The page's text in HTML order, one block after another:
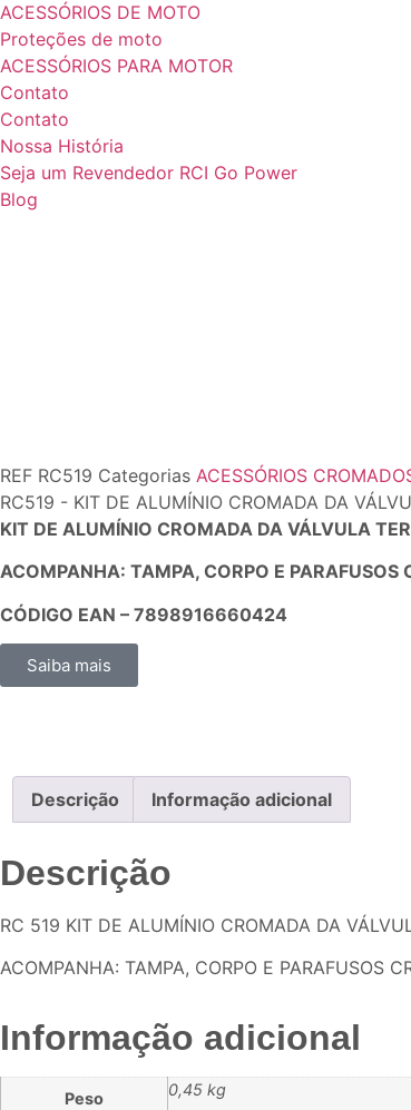
ACESSÓRIOS DE MOTO
Proteções de moto
ACESSÓRIOS PARA MOTOR
Contato
Contato
Nossa História
Seja um Revendedor RCI Go Power
Blog
REF RC519 Categorias ACESSÓRIOS
RC519 - KIT DE ALUMÍNIO CROMADA DA
KIT DE ALUMÍNIO CROMADA DA VÁLVULA
ACOMPANHA: TAMPA, CORPO E PARAFUSOS
CÓDIGO EAN – 7898916660424
Saiba mais
Descrição Informação adicional
Descrição
RC 519 KIT DE ALUMÍNIO CROMADA DA
ACOMPANHA: TAMPA, CORPO E PARAFUSOS
Informação adicional
Peso 0,45 kg